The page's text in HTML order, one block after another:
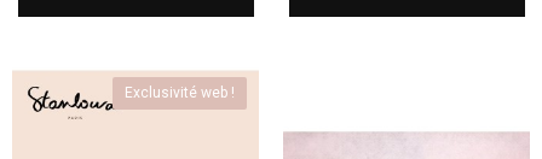
Exclusivité web !